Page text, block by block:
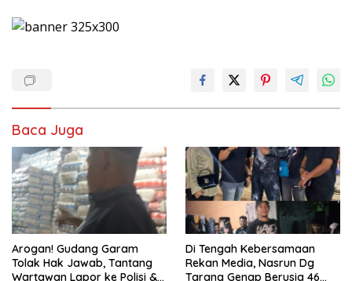
Baca Juga
Arogan! Gudang Garam
Tolak Hak Jawab, Tantang
Wartawan Lapor ke Polisi &
Di Tengah Kebersamaan
Rekan Media, Nasrun Dg
Tarang Genap Berusia 46